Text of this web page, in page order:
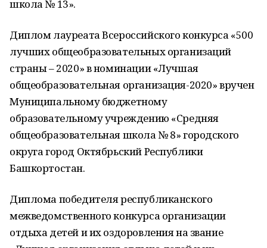
школа № 13».
Диплом лауреата Всероссийского конкурса «500
лучших общеобразовательных организаций
страны – 2020»в номинации «Лучшая
общеобразовательная организация-2020» вручен
Муниципальному бюджетному
образовательному учреждению «Средняя
общеобразовательная школа № 8» городского
округа город Октябрьский Республики
Башкортостан.
Диплома победителя республиканского
межведомственного конкурса организации
отдыха детей и их оздоровленияна звание